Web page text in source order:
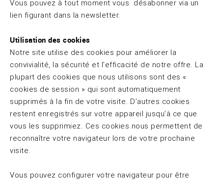
Vous pouvez à tout moment vous désabonner via un
lien figurant dans la newsletter.
Utilisation des cookies
Notre site utilise des cookies pour améliorer la
convivialité, la sécurité et l’efficacité de notre offre. La
plupart des cookies que nous utilisons sont des «
cookies de session » qui sont automatiquement
supprimés à la fin de votre visite. D’autres cookies
restent enregistrés sur votre appareil jusqu’à ce que
vous les supprimiez. Ces cookies nous permettent de
reconnaître votre navigateur lors de votre prochaine
visite.
Vous pouvez configurer votre navigateur pour être